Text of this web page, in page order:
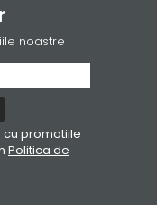
noastre
promotiile
Politica de